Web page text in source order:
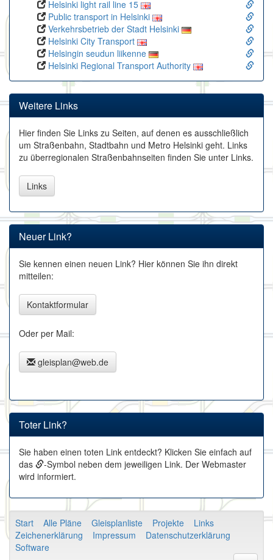
Helsinki light rail line 15
Public transport in Helsinki
Verkehrsbetrieb der Stadt Helsinki
Helsinki City Transport
Helsingin seudun liikenne
Helsinki Regional Transport Authority
Weitere Links
Hier finden Sie Links zu Seiten, auf denen es ausschließlich
um Straßenbahn, Stadtbahn und Metro Helsinki geht. Links
zu überregionalen Straßenbahnseiten finden Sie unter Links.
Links
Neuer Link?
Sie kennen einen neuen Link? Hier können Sie ihn direkt
mitteilen:
Kontaktformular
Oder per Mail:
gleisplan@web.de
Toter Link?
Sie haben einen toten Link entdeckt? Klicken Sie einfach auf
das
-Symbol neben dem jeweiligen Link. Der Webmaster
wird informiert.
Start Alle Pläne Gleisplanliste Projekte
Links
Zeichenerklärung
Impressum
Datenschutzerklärung
Software